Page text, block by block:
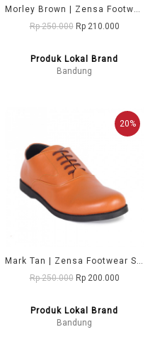
Morley Brown | Zensa Footwear Sepatu Formal Pria Pantofel Shoes
Rp 250.000 Rp 210.000
Produk Lokal Brand
Bandung
20%
Mark Tan | Zensa Footwear Sepatu Formal Pria Pantofel Shoes
Rp 250.000 Rp 200.000
Produk Lokal Brand
Bandung